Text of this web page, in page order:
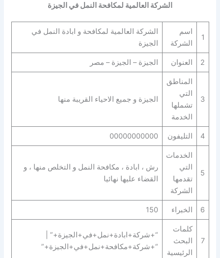
الشركة العالمية لمكافحة النمل في الجيزة
1
اسم
الشركة
الشركة العالمية لمكافحة و ابادة النمل في
الجيزة
2 العنوان الجيزة – الجيزة – مصر
3
المناطق
التي
تشملها
الخدمة
الجيزة و جميع الاحياء القريبة منها
4 التليفون 00000000000
5
الخدمات
التي
تقدمها
الشركة
رش ، ابادة ، مكافحة النمل و التخلص منها ، و
القضاء عليها نهائيا
6 الخبراء 150
7
كلمات
البحث
الرئيسية
“+شركة+ابادة+نمل+في+الجيزة+” |
“+شركة+مكافحة+نمل+في+الجيزة+”